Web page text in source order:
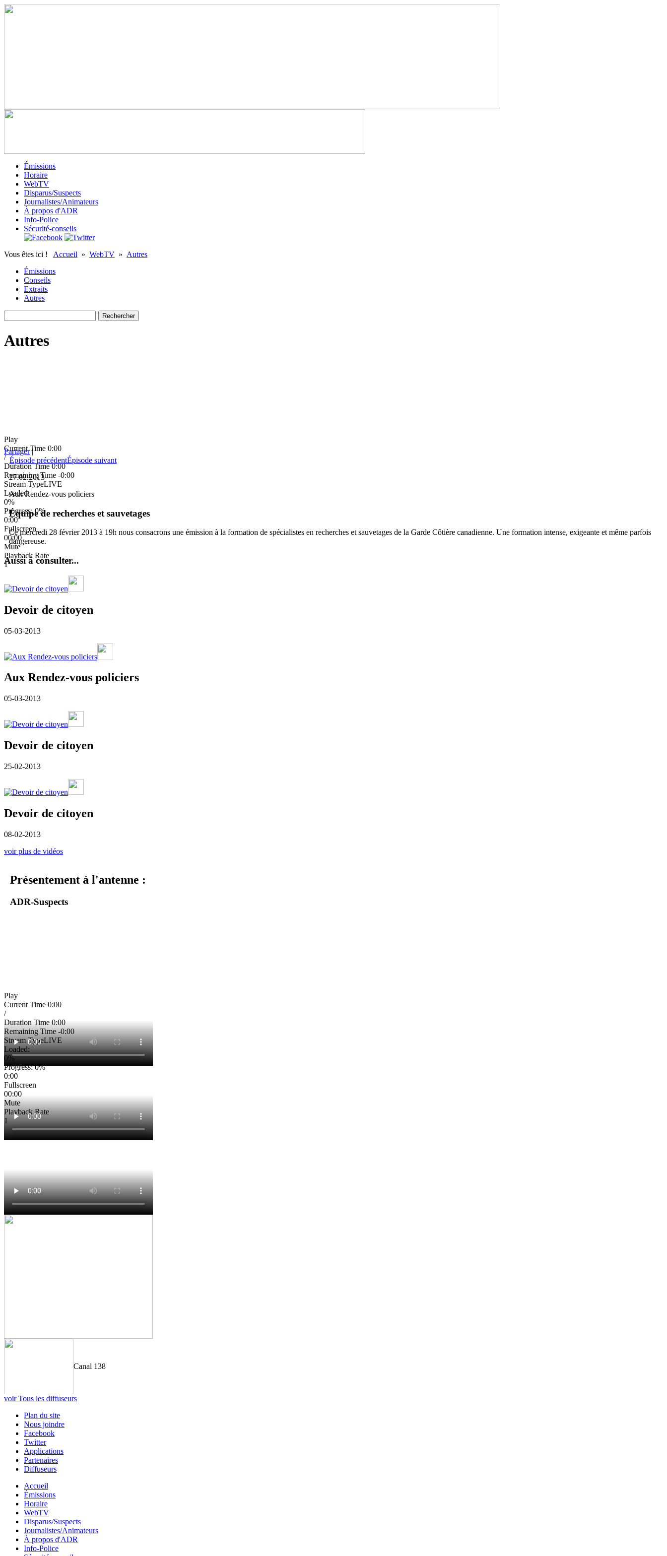
Émissions
Horaire
WebTV
Disparus/Suspects
Journalistes/Animateurs
À propos d'ADR
Info-Police
Sécurité-conseils
Vous êtes ici ! Accueil » WebTV » Autres
Émissions
Conseils
Extraits
Autres
Autres
Play
Current Time 0:00
/
Duration Time0:00
Remaining Time -0:00
Stream TypeLIVE
Loaded:
0%
Progress: 0%
0:00
Fullscreen
00:00
Mute
Playback Rate
1
Partager |
Épisode précédentÉpisode suivant
27.02.2013
Aux Rendez-vous policiers
Équipe de recherches et sauvetages
Ce mercredi 28 février 2013 à 19h nous consacrons une émission à la formation de spécialistes en recherches et sauvetages de la Garde Côtière canadienne. Une formation intense, exigeante et même parfois
dangereuse.
Aussi à consulter...
Devoir de citoyen
05-03-2013
Aux Rendez-vous policiers
05-03-2013
Devoir de citoyen
25-02-2013
Devoir de citoyen
08-02-2013
voir plus de vidéos
Présentement à l'antenne :
ADR-Suspects
Play
Current Time 0:00
/
Duration Time 0:00
Remaining Time-0:00
Stream TypeLIVE
Loaded:
0%
Progress: 0%
0:00
Fullscreen
00:00
Mute
Playback Rate
1
Canal 138
voir Tous les diffuseurs
Plan du site
Nous joindre
Facebook
Twitter
Applications
Partenaires
Diffuseurs
Accueil
Émissions
Horaire
WebTV
Disparus/Suspects
Journalistes/Animateurs
À propos d'ADR
Info-Police